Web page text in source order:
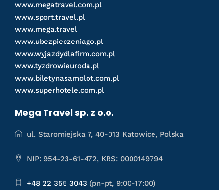
www.megatravel.com.pl
www.sport.travel.pl
www.mega.travel
www.ubezpieczeniago.pl
www.wyjazdydlafirm.com.pl
www.tyzdrowieuroda.pl
www.biletynasamolot.com.pl
www.superhotele.com.pl
Mega Travel sp. z o.o.
ul. Staromiejska 7, 40-013 Katowice, Polska
NIP: 954-23-61-472, KRS: 0000149794
+48 22 355 3043 (pn-pt, 9:00-17:00)